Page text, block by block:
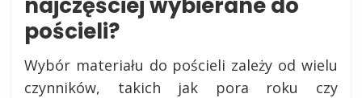
pościeli?
Wybór materiału do pościeli zależy od wielu
czynników, takich jak pora roku czy